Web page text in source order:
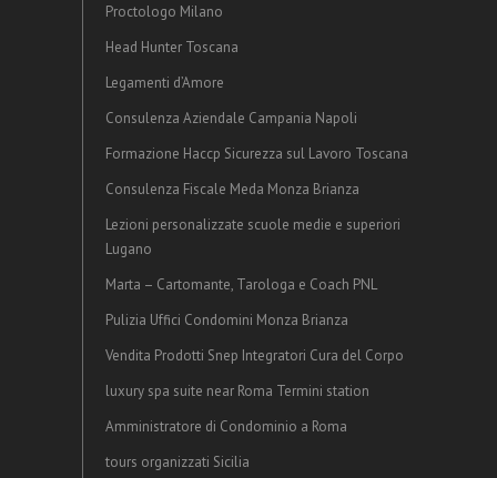
Proctologo Milano
Head Hunter Toscana
Legamenti d’Amore
Consulenza Aziendale Campania Napoli
Formazione Haccp Sicurezza sul Lavoro Toscana
Consulenza Fiscale Meda Monza Brianza
Lezioni personalizzate scuole medie e superiori
Lugano
Marta – Cartomante, Tarologa e Coach PNL
Pulizia Uffici Condomini Monza Brianza
Vendita Prodotti Snep Integratori Cura del Corpo
luxury spa suite near Roma Termini station
Amministratore di Condominio a Roma
tours organizzati Sicilia